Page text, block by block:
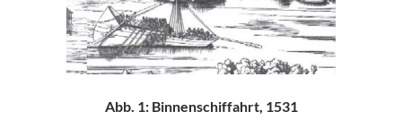
Abb. 1: Binnenschiffahrt, 1531